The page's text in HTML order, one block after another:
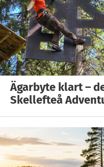
Ägarbyte klart –
Skellefteå